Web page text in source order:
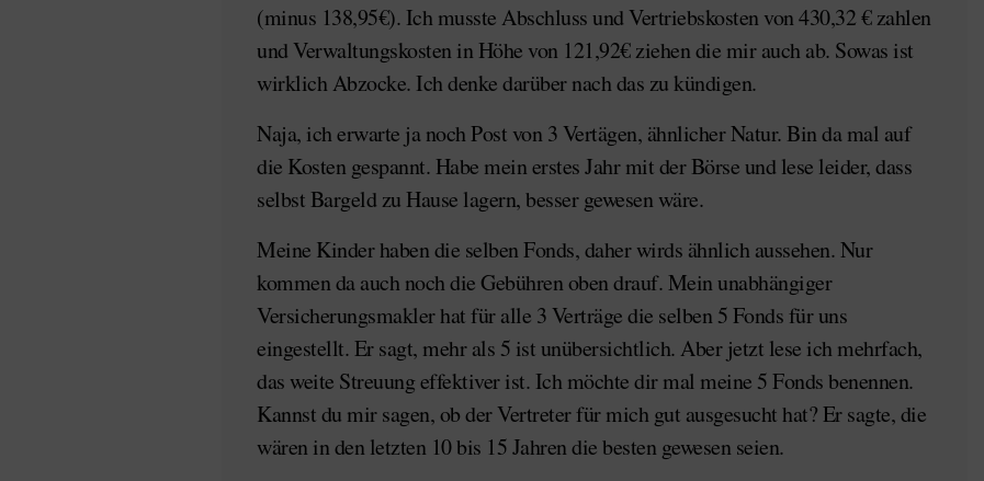
(minus 138,95€). Ich musste Abschluss und Vertriebskosten von 430,32 € zahlen
und Verwaltungskosten in Höhe von 121,92€ ziehen die mir auch ab. Sowas ist
wirklich Abzocke. Ich denke darüber nach das zu kündigen.
Naja, ich erwarte ja noch Post von 3 Vertägen, ähnlicher Natur. Bin da mal auf
die Kosten gespannt. Habe mein erstes Jahr mit der Börse und lese leider, dass
selbst Bargeld zu Hause lagern, besser gewesen wäre.
Meine Kinder haben die selben Fonds, daher wirds ähnlich aussehen. Nur
kommen da auch noch die Gebühren oben drauf. Mein unabhängiger
Versicherungsmakler hat für alle 3 Verträge die selben 5 Fonds für uns
eingestellt. Er sagt, mehr als 5 ist unübersichtlich. Aber jetzt lese ich mehrfach,
das weite Streuung effektiver ist. Ich möchte dir mal meine 5 Fonds benennen.
Kannst du mir sagen, ob der Vertreter für mich gut ausgesucht hat? Er sagte, die
wären in den letzten 10 bis 15 Jahren die besten gewesen seien.